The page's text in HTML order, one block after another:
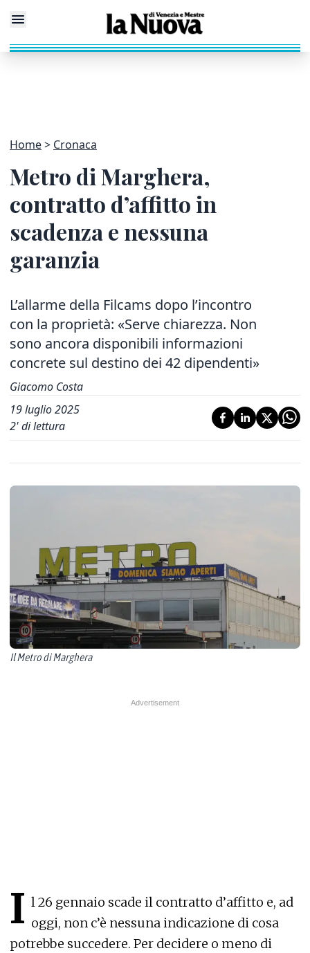
Home Cronaca
Metro di Marghera,
contratto d’affitto in
scadenza e nessuna
garanzia
L’allarme della Filcams dopo l’incontro
con la proprietà: «Serve chiarezza. Non
sono ancora disponibili informazioni
concrete sul destino dei 42 dipendenti»
Giacomo Costa
19 luglio 2025
2' di lettura
Il Metro di Marghera
I l 26 gennaio scade il contratto d’affitto e, ad
oggi, non c’è nessuna indicazione di cosa
potrebbe succedere. Per decidere o meno di